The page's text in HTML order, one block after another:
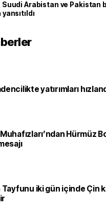
Suudi Arabistan ve Pakistan
yatırımları
Hürmüz
iki gün içinde Çin